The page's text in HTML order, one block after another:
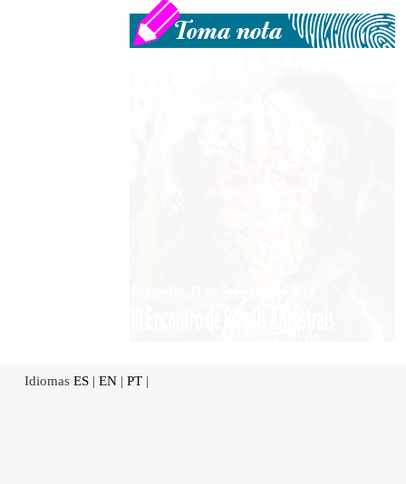
Idiomas ES | EN | PT |